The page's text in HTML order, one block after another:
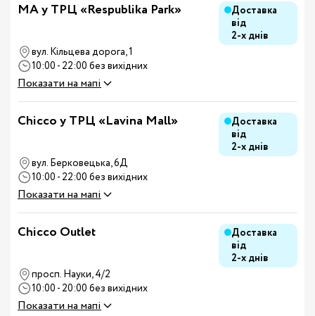
MA у ТРЦ «Respublika Park»
Доставка
від
2-х днів
вул. Кільцева дорога, 1
10:00 - 22:00 без вихідних
Показати на мапі
Chicco у ТРЦ «Lavina Mall»
Доставка
від
2-х днів
вул. Берковецька, 6Д
10:00 - 22:00 без вихідних
Показати на мапі
Chicco Outlet
Доставка
від
2-х днів
просп. Науки, 4/2
10:00 - 20:00 без вихідних
Показати на мапі